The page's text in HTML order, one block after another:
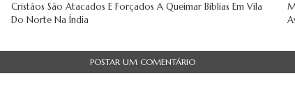
Cristãos São Atacados E Forçados A Queimar Bíblias Em Vila
Do Norte Na Índia
POSTAR UM COMENTÁRIO